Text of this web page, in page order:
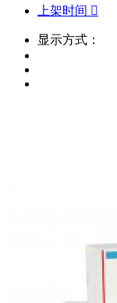
上架时间 
显示方式：